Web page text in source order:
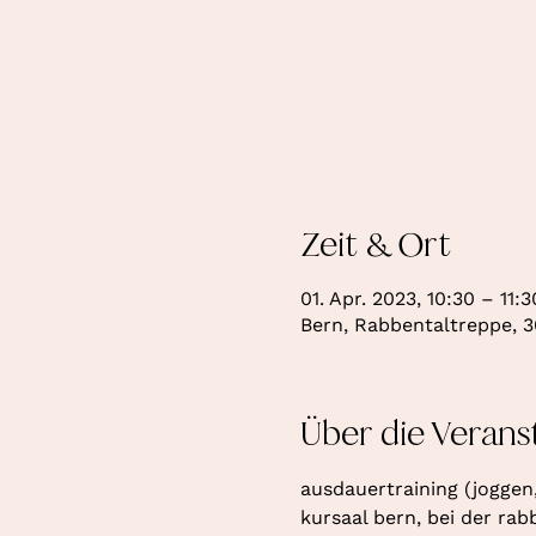
Zeit & Ort
01. Apr. 2023, 10:30 –
Bern, Rabbentaltreppe,
Über die
ausdauertraining
kursaal bern, bei der